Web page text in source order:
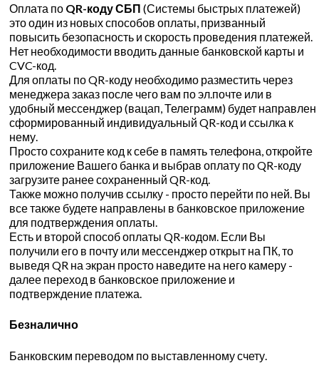
Оплата по QR-коду СБП (Системы быстрых платежей)
это один из новых способов оплаты, призванный
повысить безопасность и скорость проведения платежей.
Нет необходимости вводить данные банковской карты и
CVC-код.
Для оплаты по QR-коду необходимо разместить через
менеджера заказ после чего вам по эл.почте или в
удобный мессенджер (вацап, Телеграмм) будет направлен
сформированный индивидуальный QR-код и ссылка к
нему.
Просто сохраните код к себе в память телефона, откройте
приложение Вашего банка и выбрав оплату по QR-коду
загрузите ранее сохраненный QR-код.
Также можно получив ссылку - просто перейти по ней. Вы
все также будете направлены в банковское приложение
для подтверждения оплаты.
Есть и второй способ оплаты QR-кодом. Если Вы
получили его в почту или мессенджер открыт на ПК, то
выведя QR на экран просто наведите на него камеру -
далее переход в банковское приложение и
подтверждение платежа.
Безналично
Банковским переводом по выставленному счету.